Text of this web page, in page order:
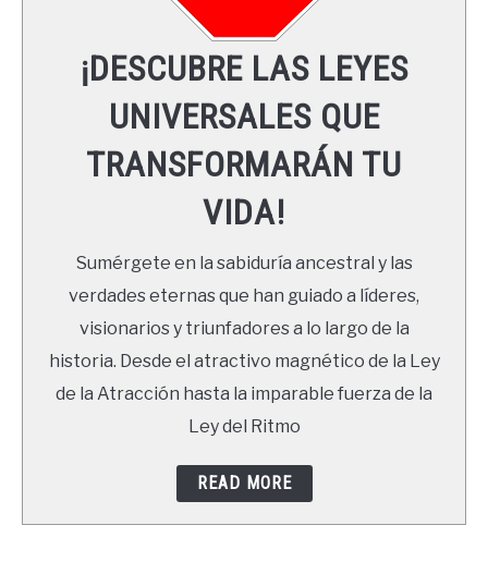
LEYES UNIVERSALES
RECURSOS
NEWSLETTER
¡DESCUBRE LAS LEYES
UNIVERSALES QUE
TRANSFORMARÁN TU
VIDA!
Sumérgete en la sabiduría ancestral y las
verdades eternas que han guiado a líderes,
visionarios y triunfadores a lo largo de la
historia. Desde el atractivo magnético de la Ley
de la Atracción hasta la imparable fuerza de la
Ley del Ritmo
READ MORE